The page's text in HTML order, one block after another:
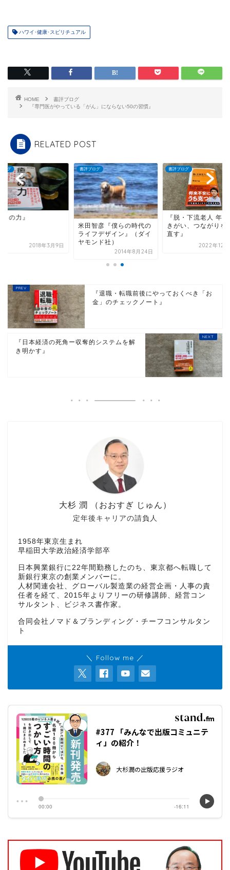
ハワイ･健康･スピリチュアル
HOME
書評ブログ
『専門医がやっている「がん」にならない50の習慣』
RELATED POST
ログ
の力』
2018年3月9日
書評ブログ
米田智彦『僕らの時代の
ライフデザイン』（ダイ
ヤモンド社）
2014年8月24日
書評ブログ
『脱・下流老人 年
きがい、つながりを
直す』
2022年12
『退職・転職前後にやっておくべき「お
金」のチェックノート』
『日本経済の死角ー収奪的システムを解
き明かす』
定年後キャリアの請負人
大杉 潤 （おおすぎ じゅん）
1958年東京生まれ
早稲田大学政治経済学部卒
日本興業銀行に22年間勤務したのち、東京都へ転職して
新銀行東京の創業メンバーに。
人材関連会社、グローバル製造業の経営企画・人事の責
任者を経て、2015年よりフリーの研修講師、経営コン
サルタント、ビジネス書作家。
合同会社ノマド＆ブランディング・チーフコンサルタン
ト
＼ Follow me ／